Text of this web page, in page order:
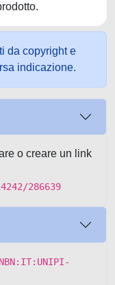
da copyright e
indicazione.
o creare un link
286639